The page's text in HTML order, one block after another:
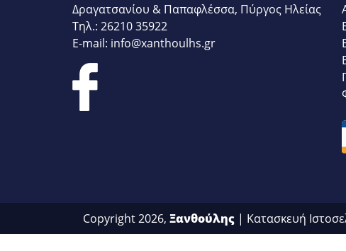
Δραγατσανίου & Παπαφλέσσα, Πύργος Ηλείας
Τηλ.: 26210 35922
E-mail: info@xanthoulhs.gr
Copyright 2026, Ξανθούλης | Κατασκευή